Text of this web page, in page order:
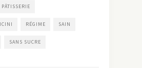
PÂTISSERIE
RÉGIME SAIN
SANS SUCRE